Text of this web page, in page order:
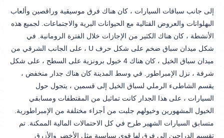
إلى جانب سباقات السيارات ، كان هناك فرق موسيقية وراقصين وألعاب
البهلوانات والعروض القتالية مع الحيوانات البرية والاجتماعات. لجميع هذه
الأنشطة ، كان هناك الكثير من الإجازات خلال الفترة الرومانية. في
شكل ميدان سباق ضخم على شكل حرف U ، على الجانب الشرقي من
ميدان سباق الخيل ، كان هناك 4 خيول برونزية على السطح ، على شكل
شرفة ، نزل الإمبراطور. في وسط المدينة كان هناك جدار منخفض ،
يقسم الشاطىء الرملي لسباق الخيل إلى قسمين ، يتجول حول
السيارات ، على هذا الجدار كانت تماثيل من المقتطفات ومسابقي
الخيول المشهورين وخيولهم جلبت من أجزاء مختلفة من الإمبراطورية.
متسابق السيارات الشهير طرح في كل الاحتمالات المالية الممكنة. تم
تقسيم الدراجين إلى فرق لها قوى سياسية مثل الأخضر والأزرق